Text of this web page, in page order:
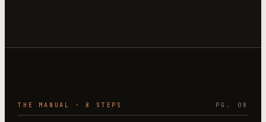
THE MANUAL · 8 STEP S PG. 08